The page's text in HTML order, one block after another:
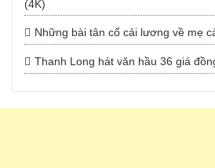
(4K)
Những bài tân cổ cải lương về mẹ
Thanh Long hát văn hầu 36 giá